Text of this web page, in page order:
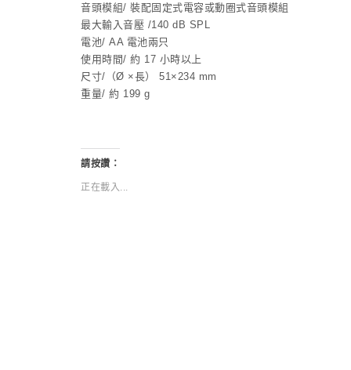
音頭模組/ 裝配固定式電容或動圈式音頭模組
最大輸入音壓 /140 dB SPL
電池/ AA 電池兩只
使用時間/ 約 17 小時以上
尺寸/（Ø ×長） 51×234 mm
重量/ 約 199 g
請按讚：
正在載入...